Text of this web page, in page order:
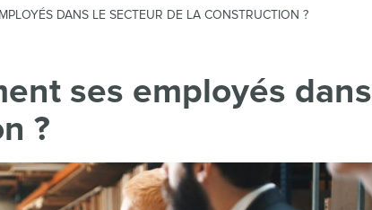
DANS LE SECTEUR DE LA CONSTRUCTION ?
ses employés dans
?